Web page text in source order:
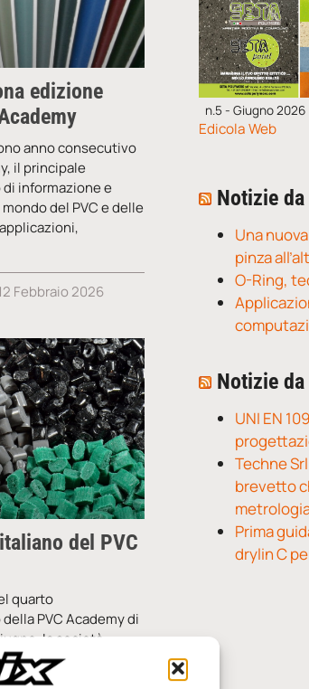
edizione
anno consecutivo
il principale
informazione e
del PVC e delle
Febbraio 2026
del PVC
quarto
PVC Academy di
la società
presentato i
indagine di
n.5 - Giugno 2026
Edicola Web
Notizie
Una
pinza
O-Ring,
Notizie
UNI EN
Techne
brevetto
Prima
drylin C